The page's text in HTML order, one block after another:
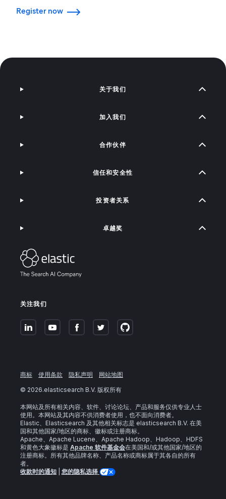
Register now
关注我们
关于我们
加入我们
合作伙伴
信任和安全性
投资者关系
卓越奖
商标 使用条款 隐私声明
网站地图
© 2026.elasticsearch B.V. 版权所有
本网站及所有相关内容、软件、讨论论坛、产品和服务仅供专业人士
使用。本网站及其内容不供消费者使用，也不面向消费者。
Elastic、Elasticsearch 及其他相关标志是 elasticsearch B.V. 在美
国和其他国家/地区的商标、徽标或注册商标。
Apache、Apache Lucene、Apache Hadoop、Hadoop、HDFS
和黄色大象徽标是 Apache 软件基金会在美国和/或其他国家/地区的
注册商标。所有其他品牌名称、产品名称或商标属于其各自的所有
者。
收款时的通知
您的隐私选择